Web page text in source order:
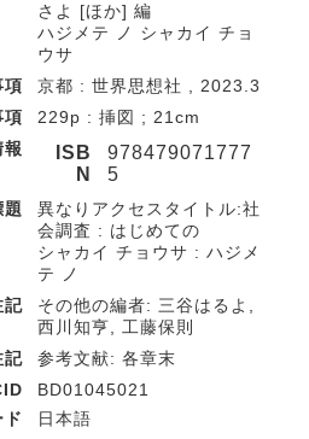
さよ [ほか] 編
ハジメテ ノ シャカイ チョ
ウサ
項
京都 : 世界思想社 , 2023.3
項
229p : 挿図 ; 21cm
ISB
N
978479071777
5
異なりアクセスタイトル:社
会調査 : はじめての
シャカイ チョウサ : ハジメ
テ ノ
記
その他の編者: 三谷はるよ,
西川知亨, 工藤保則
記
参考文献: 各章末
BD01045021
日本語